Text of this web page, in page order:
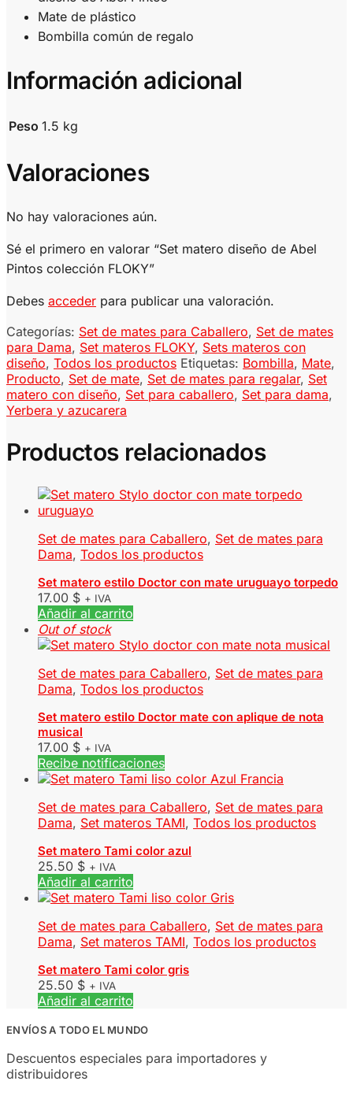
Mate de plástico
Bombilla común de regalo
Información adicional
Peso 1.5 kg
Valoraciones
No hay valoraciones aún.
Sé el primero en valorar “Set matero diseño de Abel
Pintos colección FLOKY”
Debes acceder para publicar una valoración.
Categorías: Set de mates para Caballero, Set de mates
para Dama, Set materos FLOKY, Sets materos con
diseño, Todos los productos Etiquetas: Bombilla, Mate,
Producto, Set de mate, Set de mates para regalar, Set
matero con diseño, Set para caballero, Set para dama,
Yerbera y azucarera
Productos relacionados
Set de mates para Caballero, Set de mates para
Dama, Todos los productos
Set matero estilo Doctor con mate uruguayo torpedo
17.00 $ + IVA
Añadir al carrito
Out of stock
Set de mates para Caballero, Set de mates para
Dama, Todos los productos
Set matero estilo Doctor mate con aplique de nota
musical
17.00 $ + IVA
Recibe notificaciones
Set de mates para Caballero, Set de mates para
Dama, Set materos TAMI, Todos los productos
Set matero Tami color azul
25.50 $ + IVA
Añadir al carrito
Set de mates para Caballero, Set de mates para
Dama, Set materos TAMI, Todos los productos
Set matero Tami color gris
25.50 $ + IVA
Añadir al carrito
ENVÍOS A TODO EL MUNDO
Descuentos especiales para importadores y
distribuidores